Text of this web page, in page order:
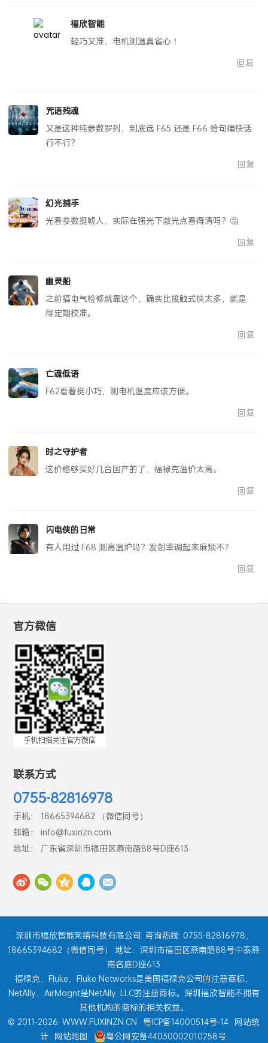
福欣智能
轻巧又准，电机测温真省心！
回复
咒语残魂
又是这种纯参数罗列，到底选 F65 还是 F66 给句痛快话
行不行？
回复
幻光捕手
光看参数挺唬人，实际在强光下激光点看得清吗？🤔
回复
幽灵船
之前搞电气检修就靠这个，确实比接触式快太多，就是
得定期校准。
回复
亡魂低语
F62看着挺小巧，测电机温度应该方便。
回复
时之守护者
这价格够买好几台国产的了，福禄克溢价太高。
回复
闪电侠的日常
有人用过 F68 测高温炉吗？发射率调起来麻烦不？
回复
官方微信
联系方式
0755-82816978
手机： 18665394682 （微信同号）
邮箱： info@fuxinzn.com
地址： 广东省深圳市福田区燕南路88号D座613
深圳市福欣智能网络科技有限公司 咨询热线: 0755-82816978、
18665394682（微信同号） 地址：深圳市福田区燕南路88号中泰燕
南名庭D座613
福禄克、Fluke、Fluke Networks是美国福禄克公司的注册商标，
NetAlly、AirMagnt是NetAlly, LLC的注册商标。深圳福欣智能不拥有
其他机构的商标的相关权益。
© 2011-2026 WWW.FUXINZN.CN 粤ICP备14000514号-14 网站统
计 网站地图 粤公网安备44030002010258号